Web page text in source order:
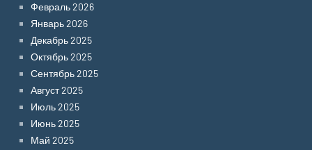
Февраль 2026
Январь 2026
Декабрь 2025
Октябрь 2025
Сентябрь 2025
Август 2025
Июль 2025
Июнь 2025
Май 2025